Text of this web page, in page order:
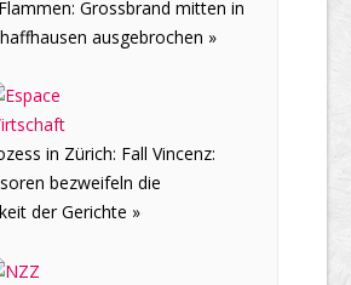
Grossbrand mitten in
ausgebrochen »
in Zürich: Fall Vincenz:
bezweifeln die
der Gerichte »